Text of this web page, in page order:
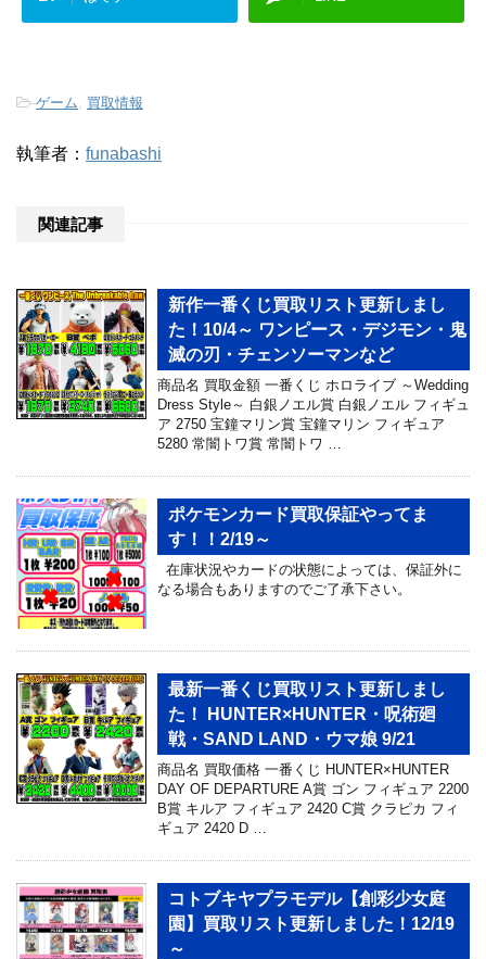
-ゲーム 買取情報
執筆者： funabashi
関連記事
新作一番くじ買取リスト更新しまし
た！10/4～ ワンピース・デジモン・鬼
滅の刃・チェンソーマンなど
商品名 買取金額 一番くじ ホロライブ ～Wedding
Dress Style～ 白銀ノエル賞 白銀ノエル フィギュ
ア 2750 宝鐘マリン賞 宝鐘マリン フィギュア
5280 常闇トワ賞 常闇トワ …
ポケモンカード買取保証やってま
す！！2/19～
在庫状況やカードの状態によっては、保証外に
なる場合もありますのでご了承下さい。
最新一番くじ買取リスト更新しまし
た！ HUNTER×HUNTER・呪術廻
戦・SAND LAND・ウマ娘 9/21
商品名 買取価格 一番くじ HUNTER×HUNTER
DAY OF DEPARTURE A賞 ゴン フィギュア 2200
B賞 キルア フィギュア 2420 C賞 クラピカ フィ
ギュア 2420 D …
コトブキヤプラモデル【創彩少女庭
園】買取リスト更新しました！12/19
～